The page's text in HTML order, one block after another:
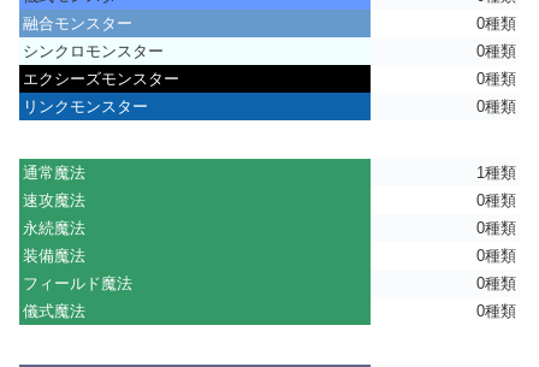
融合モンスター
0種類
シンクロモンスター
0種類
エクシーズモンスター
0種類
リンクモンスター
0種類
通常魔法
1種類
速攻魔法
0種類
永続魔法
0種類
装備魔法
0種類
フィールド魔法
0種類
儀式魔法
0種類